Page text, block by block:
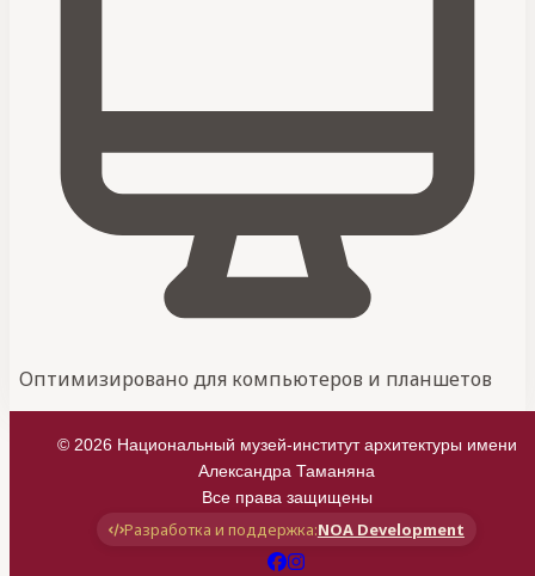
Оптимизировано для компьютеров и планшетов
© 2026 Национальный музей-институт архитектуры имени
Александра Таманяна
Все права защищены
Разработка и поддержка:NOA Development